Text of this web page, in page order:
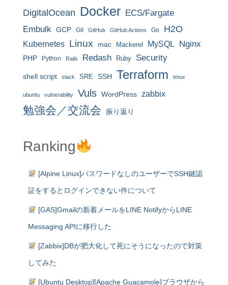
DigitalOcean Docker ECS/Fargate
Embulk GCP Git GitHub GitHub Actions Go H2O
Kubernetes Linux mac Mackerel MySQL Nginx
PHP Python Rails Redash Ruby Security
shell script slack SRE SSH Terraform tmux
ubuntu vulnerability Vuls WordPress zabbix
勉強会／交流会 振り返り
Ranking
[Alpine Linux]パスワードなしのユーザーでSSH鍵認
証をするとログインできない件について
[GAS]Gmailの新着メールをLINE NotifyからLINE
Messaging APIに移行した
[Zabbix]DBが肥大化して死にそうになったので対策
してみた
[Ubuntu Desktop][Apache Guacamole]ブラウザから